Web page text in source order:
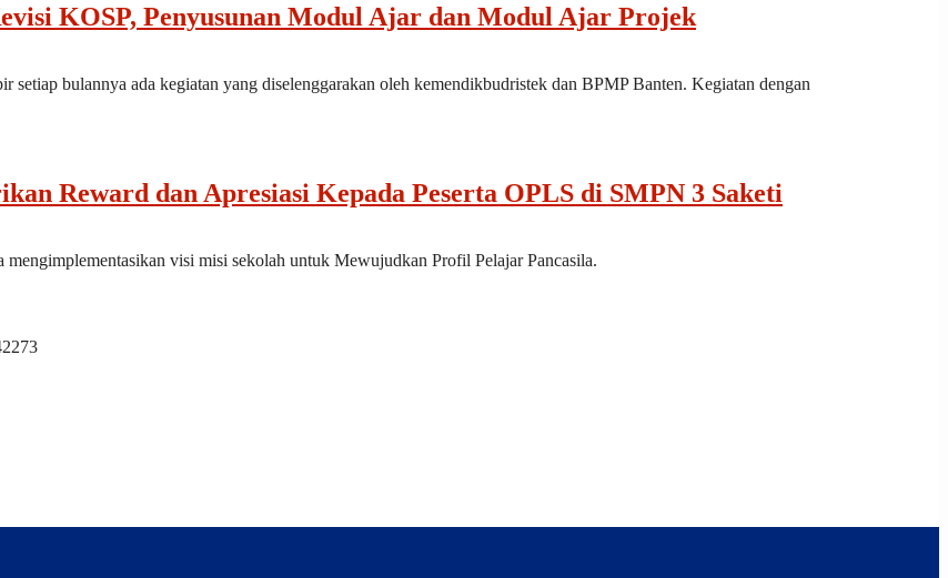
KOSP, Penyusunan Modul Ajar dan Modul Ajar Projek
setiap bulannya ada kegiatan yang diselenggarakan oleh kemendikbudristek dan BPMP Banten. Kegiatan dengan
Reward dan Apresiasi Kepada Peserta OPLS di SMPN 3 Saketi
visi misi sekolah untuk Mewujudkan Profil Pelajar Pancasila.